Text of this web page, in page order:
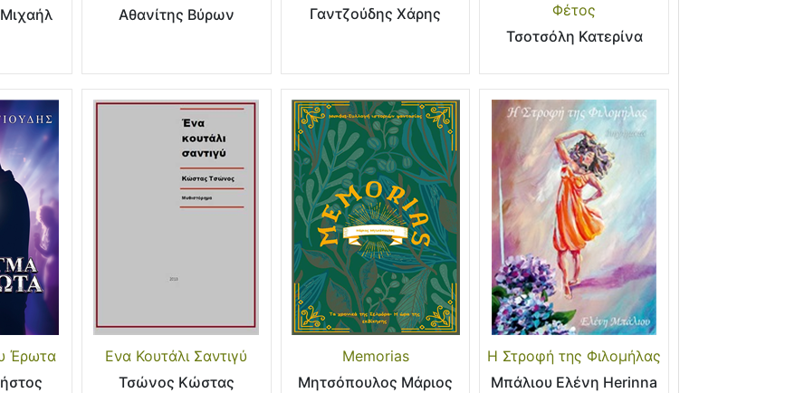
Αθανίτης Βύρων
Γαντζούδης Χάρης
Φέτος
Τσοτσόλη Κατερίνα
Έρωτα
Ενα Κουτάλι Σαντιγύ
Τσώνος Κώστας
Memorias
Μητσόπουλος Μάριος
Η Στροφή της Φιλομήλας
Μπάλιου Ελένη Herinna